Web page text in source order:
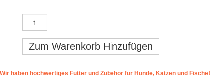
Zum Warenkorb Hinzufügen
Wir haben hochwertiges Futter und Zubehör für Hunde, Katzen und Fische!